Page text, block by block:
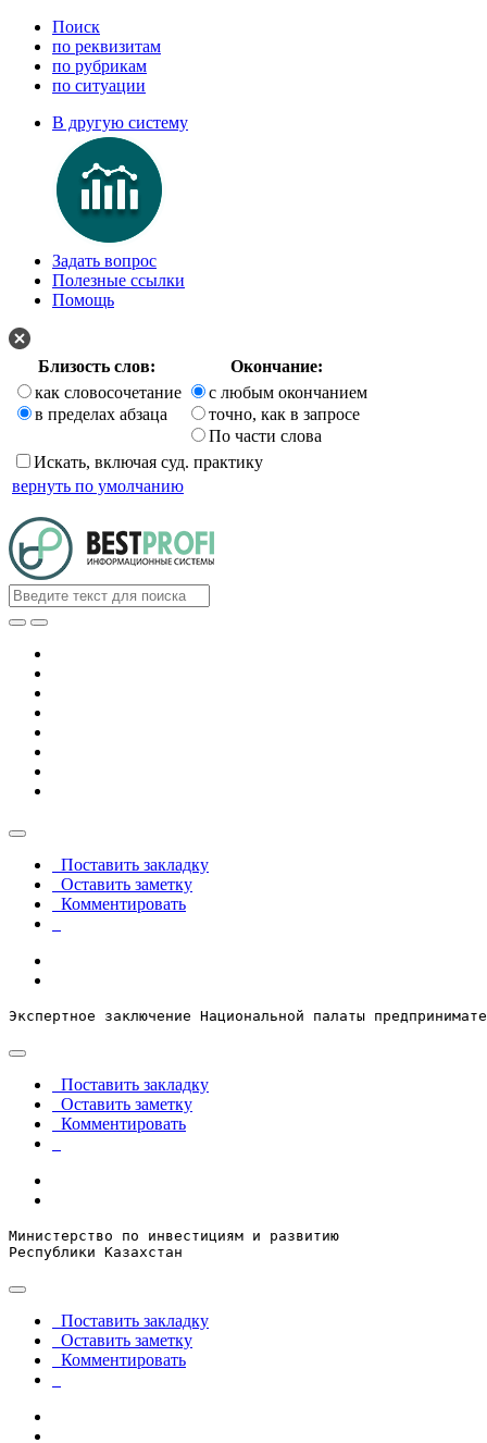
Поиск
по реквизитам
по рубрикам
по ситуации
В другую систему
Задать вопрос
Полезные ссылки
Помощь
Близость слов:
Окончание:
как словосочетание
в пределах абзаца
с любым окончанием
точно, как в запросе
По части слова
Искать, включая суд. практику
вернуть по умолчанию
Поставить закладку
Оставить заметку
Комментировать
Экспертное заключение Национальной палаты
Поставить закладку
Оставить заметку
Комментировать
Министерство по инвестициям и развитию
Республики Казахстан
Поставить закладку
Оставить заметку
Комментировать